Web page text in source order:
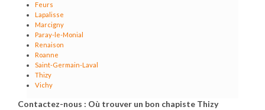
Feurs
Lapalisse
Marcigny
Paray-le-Monial
Renaison
Roanne
Saint-Germain-Laval
Thizy
Vichy
Contactez-nous : Où trouver un bon chapiste Thizy